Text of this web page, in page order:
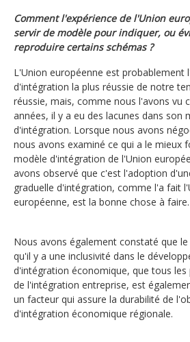
Comment l'expérience de l'Union
servir de modèle pour indiquer, ou
reproduire certains schémas ?
L'Union européenne est probablement
d'intégration la plus réussie de notre
réussie, mais, comme nous l'avons vu
années, il y a eu des lacunes dans son
d'intégration. Lorsque nous avons
nous avons examiné ce qui a le mieux
modèle d'intégration de l'Union
avons observé que c'est l'adoption
graduelle d'intégration, comme l'a fait
européenne, est la bonne chose à faire.
Nous avons également constaté que
qu'il y a une inclusivité dans le
d'intégration économique, que tous les
de l'intégration entreprise, est
un facteur qui assure la durabilité de
d'intégration économique régionale.